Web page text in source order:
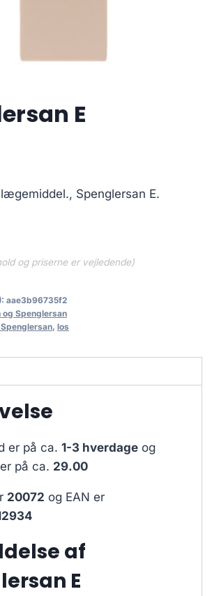
E
Spenglersan E.
og priserne er vejledende)
aae3b96735f2
og Spenglersan
, los
er på ca. 1-3 hverdage og
på ca. 29.00
20072 og EAN er
af
E